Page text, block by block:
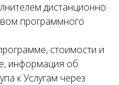
дистанционно
программного
стоимости и
информация об
к Услугам через